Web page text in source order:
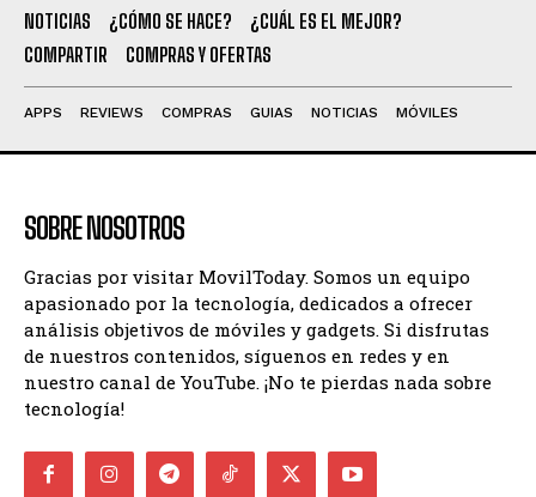
NOTICIAS ¿CÓMO SE HACE?
¿CUÁL ES EL MEJOR?
COMPARTIR
COMPRAS Y OFERTAS
APPS REVIEWS COMPRAS GUIAS NOTICIAS MÓVILES
SOBRE NOSOTROS
Gracias por visitar MovilToday. Somos un equipo
apasionado por la tecnología, dedicados a ofrecer
análisis objetivos de móviles y gadgets. Si disfrutas
de nuestros contenidos, síguenos en redes y en
nuestro canal de YouTube. ¡No te pierdas nada sobre
tecnología!